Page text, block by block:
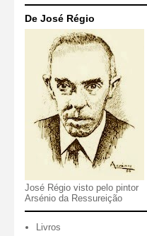
De José Régio
José Régio visto pelo pintor
Arsénio da Ressureição
Livros